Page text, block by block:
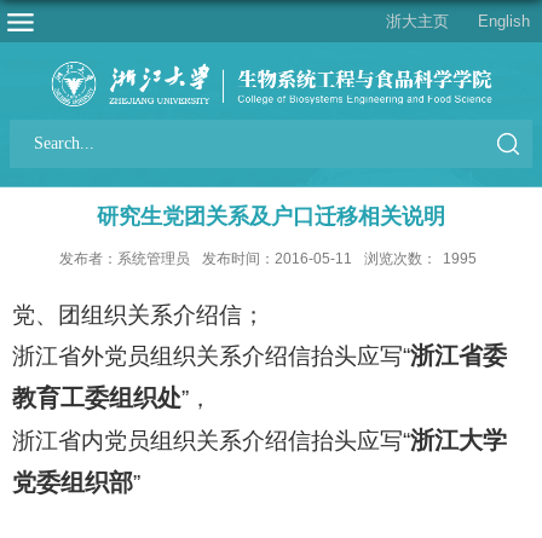
浙大主页 English
研究生党团关系及户口迁移相关说明
发布者：系统管理员 发布时间：2016-05-11 浏览次数： 1995
党、团组织关系介绍信；
浙江省外党员组织关系介绍信抬头应写“浙江省委
教育工委组织处”，
浙江省内党员组织关系介绍信抬头应写“浙江大学
党委组织部”